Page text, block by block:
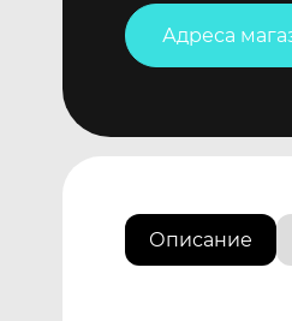
Адреса
Описание